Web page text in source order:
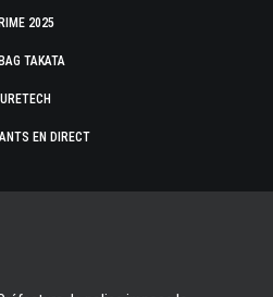
2025
TAKATA
EN DIRECT